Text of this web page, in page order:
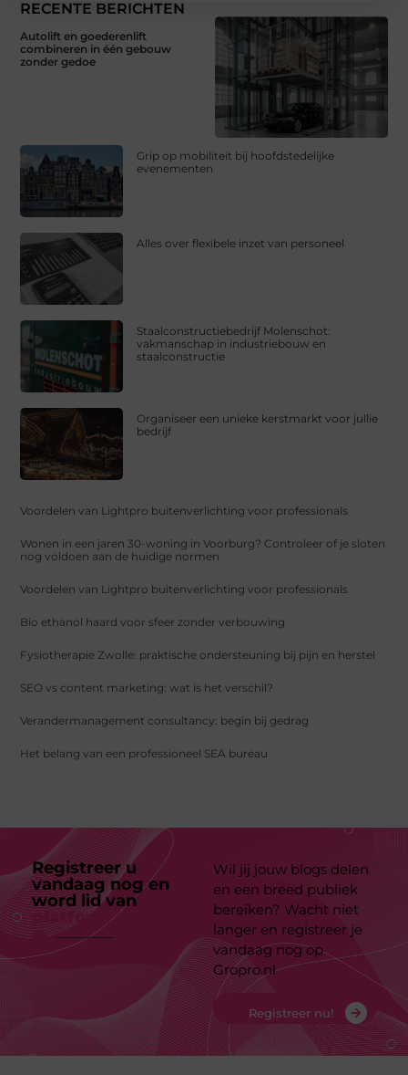
RECENTE BERICHTEN
Autolift en goederenlift
combineren in één gebouw
zonder gedoe
Grip op mobiliteit bij hoofdstedelijke
evenementen
Alles over flexibele inzet van personeel
Staalconstructiebedrijf Molenschot:
vakmanschap in industriebouw en
staalconstructie
Organiseer een unieke kerstmarkt voor jullie
bedrijf
Voordelen van Lightpro buitenverlichting voor professionals
Wonen in een jaren 30-woning in Voorburg? Controleer of je sloten
nog voldoen aan de huidige normen
Voordelen van Lightpro buitenverlichting voor professionals
Bio ethanol haard voor sfeer zonder verbouwing
Fysiotherapie Zwolle: praktische ondersteuning bij pijn en herstel
SEO vs content marketing: wat is het verschil?
Verandermanagement consultancy: begin bij gedrag
Het belang van een professioneel SEA bureau
Registreer u
vandaag nog en
word lid van
platform
Wil jij jouw blogs delen
en een breed publiek
bereiken? Wacht niet
langer en registreer je
vandaag nog op
Gropro.nl
Registreer nu!